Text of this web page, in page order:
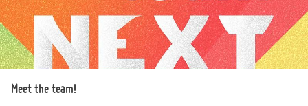
Meet the team!